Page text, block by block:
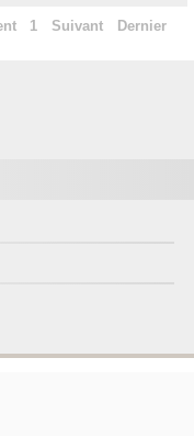
1 Suivant Dernier